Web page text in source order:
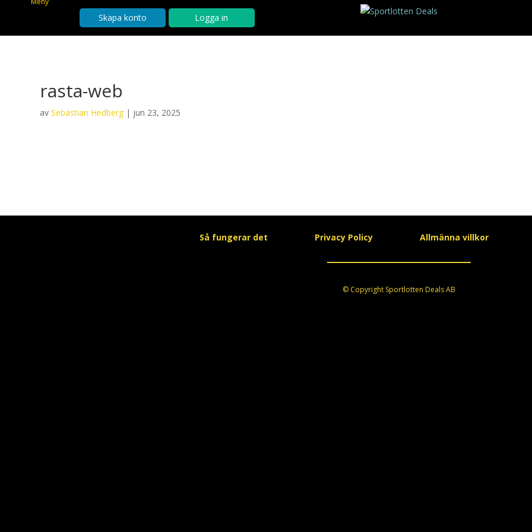
Skapa konto Logga in
rasta-web
avSebastian Hedberg | jun 23, 2025
Så fungerar det Privacy Policy Allmänna villkor
© Copyright Sportlotten Deals AB